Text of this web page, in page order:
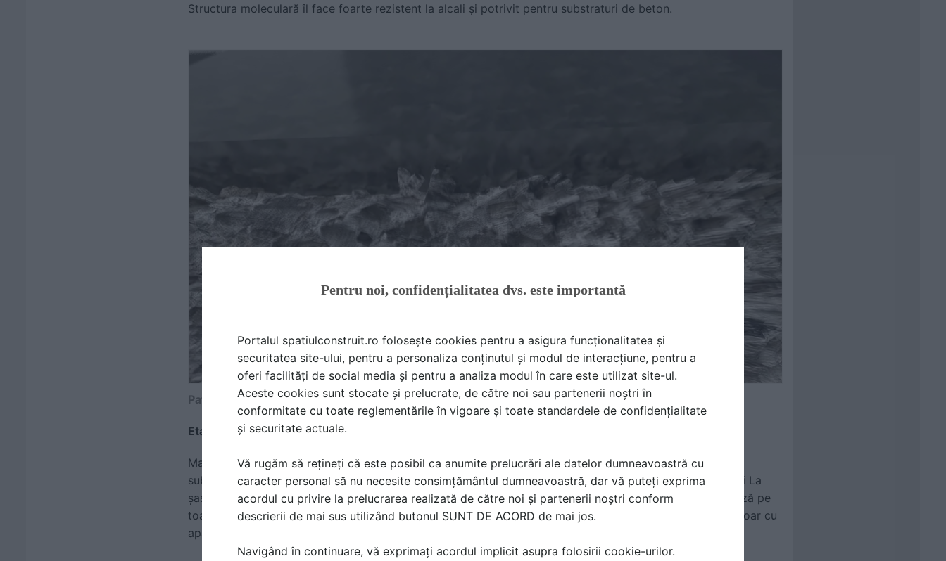
Structura moleculară îl face foarte rezistent la alcali și potrivit pentru substraturi de beton.
Patrunderea Peneseal FH-PS™ în suprafața de beton
Etanșarea permanentă a betonului
Masa rezultată este mai densă solidă, incoloră, inodoră, non toxică (fără COV) și neinflamabilă. Apa,
substanțele chimice și alți contaminanți nu mai pot pătrunde în beton. Etanșarea permanentă a betonului La
șase până la douăsprezece luni de la aplicare, PENESEAL FH dezvoltă un luciu pe suprafata, care durează pe
toată durata de viață a betonului. Nu sunt necesare alte aplicații. Suprafața de beton poate fi curățată doar cu
apă și săpun.
Pentru noi, confidențialitatea dvs. este importantă
Portalul spatiulconstruit.ro folosește cookies pentru a asigura funcționalitatea și
securitatea site-ului, pentru a personaliza conținutul și modul de interacțiune, pentru a
oferi facilități de social media și pentru a analiza modul în care este utilizat site-ul.
Aceste cookies sunt stocate și prelucrate, de către noi sau partenerii noștri în
conformitate cu toate reglementările în vigoare și toate standardele de confidențialitate
și securitate actuale.
Vă rugăm să rețineți că este posibil ca anumite prelucrări ale datelor dumneavoastră cu
caracter personal să nu necesite consimțământul dumneavoastră, dar vă puteți exprima
acordul cu privire la prelucrarea realizată de către noi și partenerii noștri conform
descrierii de mai sus utilizând butonul SUNT DE ACORD de mai jos.
Navigând în continuare, vă exprimați acordul implicit asupra folosirii cookie-urilor.